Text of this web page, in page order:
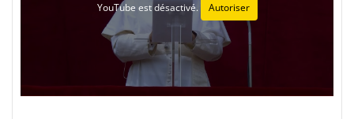
YouTube est désactivé. Autoriser